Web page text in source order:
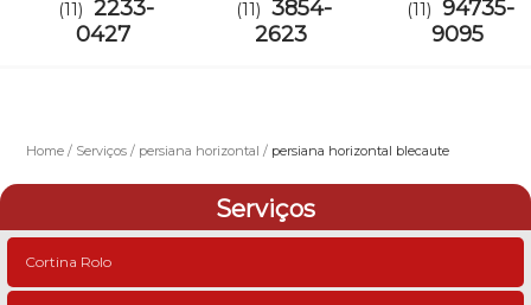
(11) 2233-
0427
(11) 3854-
2623
(11) 94735-
9095
Home Serviços persiana horizontal persiana horizontal blecaute
Serviços
Cortina Rolo